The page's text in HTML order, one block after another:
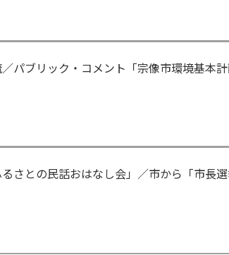
パブリック・コメント「宗像市環境基本
さとの民話おはなし会」／市から「市長